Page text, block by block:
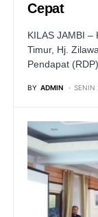
Cepat
KILAS JAMBI –
Timur, Hj.
Pendapat
BY ADMIN SENIN